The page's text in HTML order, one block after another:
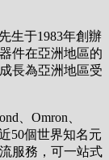
生于1983年創辦
件在亞洲地區的
長為亞洲地區受
、Omron、
50個世界知名元
服務，可一站式